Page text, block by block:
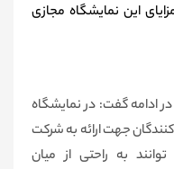
این نمایشگاه مجازی
ادامه گفت: در نمایشگاه
جهت ارائه به شرکت
به راحتی از میان